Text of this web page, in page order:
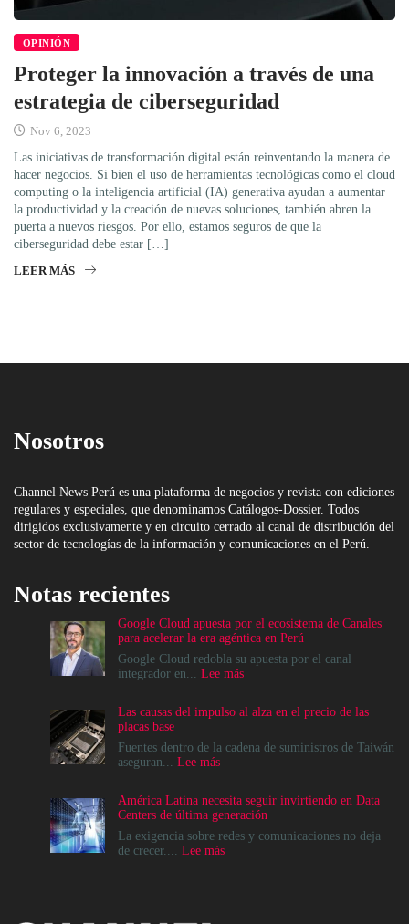
OPINIÓN
Proteger la innovación a través de una
estrategia de ciberseguridad
Nov 6, 2023
Las iniciativas de transformación digital están reinventando la manera de
hacer negocios. Si bien el uso de herramientas tecnológicas como el cloud
computing o la inteligencia artificial (IA) generativa ayudan a aumentar
la productividad y la creación de nuevas soluciones, también abren la
puerta a nuevos riesgos. Por ello, estamos seguros de que la
ciberseguridad debe estar […]
LEER MÁS
Nosotros
Channel News Perú es una plataforma de negocios y revista con ediciones
regulares y especiales, que denominamos Catálogos-Dossier. Todos
dirigidos exclusivamente y en circuito cerrado al canal de distribución del
sector de tecnologías de la información y comunicaciones en el Perú.
Notas recientes
Google Cloud apuesta por el ecosistema de Canales
para acelerar la era agéntica en Perú
Google Cloud redobla su apuesta por el canal
integrador en... Lee más:
apuesta
el
para
acelerar
la
Las causas del impulso al alza en el precio de las
placas base
Fuentes dentro de la cadena de suministros de Taiwán
aseguran... Lee más:
del
impulso
al
alza
América Latina necesita seguir invirtiendo en Data
Centers de última generación
La exigencia sobre redes y comunicaciones no deja
de crecer.... Lee más: